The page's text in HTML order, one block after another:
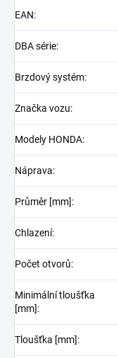
EAN:
DBA série:
Brzdový systém:
Značka vozu:
Modely HONDA:
Náprava:
Průměr [mm]:
Chlazení:
Počet otvorů:
Minimální tloušťka
[mm]:
Tloušťka [mm]: